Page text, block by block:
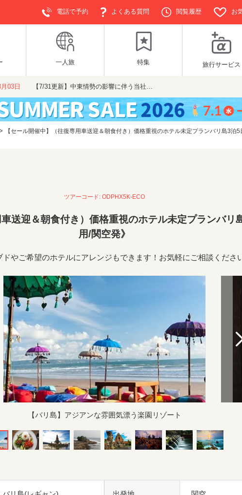
電話で予約 よくある質問 閲覧履歴 お
一人旅 特集 旅行サービス
03日 【7/31更新】中東情勢の影響に伴う当社…
【セール開催中】（往復専用車送迎＆朝食付き）価格重視のホテル未定プランバリ島3泊
ツアーコード: ODPHX5K-ECO
送迎＆朝食付き）価格重視のホテル未定プランバリ
用/関空発》
ドやご希望のホテルにアレンジもできます！お気軽にご相談くださ
【バリ島】アジアンな雰囲気漂う楽園リゾート